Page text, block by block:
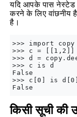
यदि आपके पास नेस्टेड
करने के लिए वांछनीय
है।
>>> import copy
>>> c = [[1,2]]
>>> d =
>>> c is d
False
>>> c[0] is d[0]
किसी सूची की